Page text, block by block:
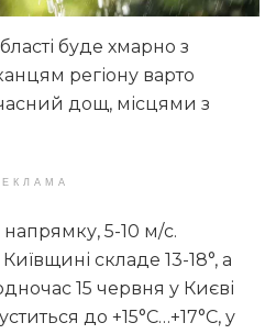
буде хмарно з
регіону варто
дощ, місцями з
напрямку, 5-10 м/с.
складе 13-18°, а
15 червня у Києві
до +15°С…+17°С, у